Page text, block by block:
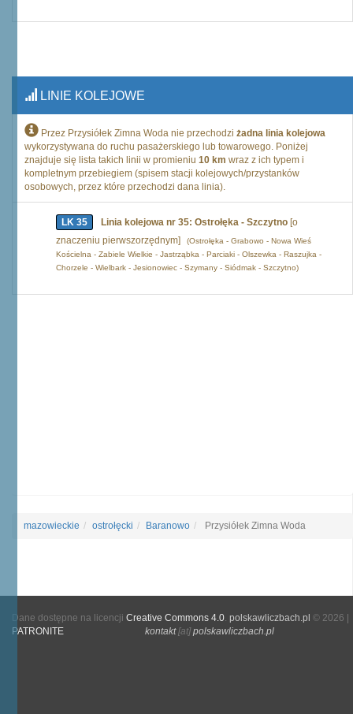
LINIE KOLEJOWE
Przez Przysiółek Zimna Woda nie przechodzi żadna linia kolejowa
wykorzystywana do ruchu pasażerskiego lub towarowego. Poniżej
znajduje się lista takich linii w promieniu 10 km wraz z ich typem i
kompletnym przebiegiem (spisem stacji kolejowych/przystanków
osobowych, przez które przechodzi dana linia).
LK 35 Linia kolejowa nr 35: Ostrołęka - Szczytno [o
znaczeniu pierwszorzędnym]
(Ostrołęka - Grabowo - Nowa Wieś
Kościelna - Zabiele Wielkie - Jastrząbka - Parciaki - Olszewka - Raszujka -
Chorzele - Wielbark - Jesionowiec - Szymany - Siódmak - Szczytno)
mazowieckie ostrołęcki Baranowo Przysiółek Zimna Woda
Dane dostępne na licencji Creative Commons 4.0. polskawliczbach.pl © 2026 |
PATRONITE
kontakt[at]polskawliczbach.pl